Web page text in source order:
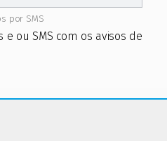
por SMS
e ou SMS com os avisos de